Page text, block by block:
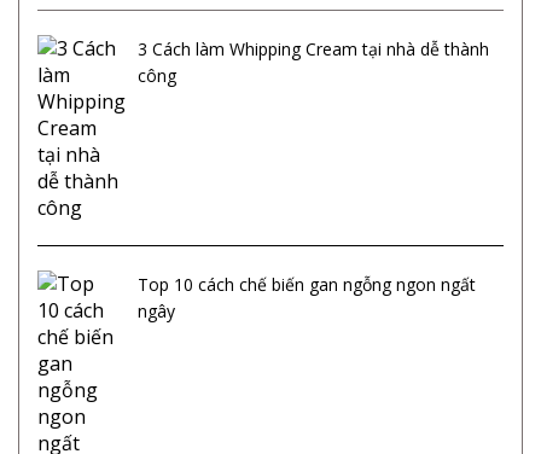
3 Cách làm Whipping Cream tại nhà dễ thành
công
Top 10 cách chế biến gan ngỗng ngon ngất
ngây